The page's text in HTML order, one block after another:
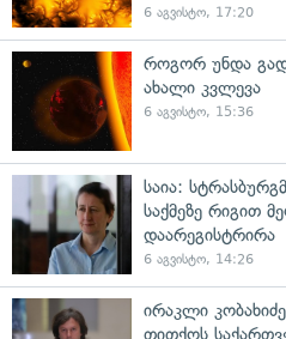
6 აგვისტო, 17:20
როგორ უნდა
ახალი კვლევა
6 აგვისტო, 15:36
საია:
საქმეზე რიგით
დაარეგისტრირა
6 აგვისტო, 14:26
ირაკლი
თითქოს